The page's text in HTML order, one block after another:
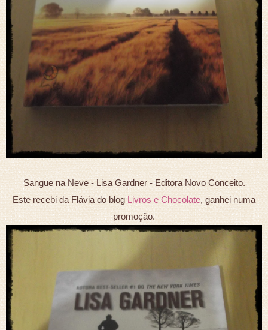
Sangue na Neve - Lisa Gardner - Editora Novo Conceito.
Este recebi da Flávia do blogLivros e Chocolate, ganhei numa
promoção.